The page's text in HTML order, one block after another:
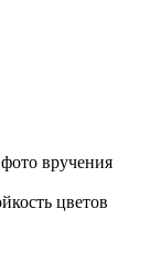
вручения
цветов